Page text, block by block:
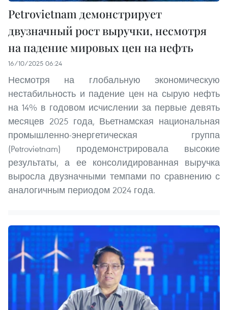
Petrovietnam демонстрирует
двузначный рост выручки, несмотря
на падение мировых цен на нефть
16/10/2025 06:24
Несмотря на глобальную экономическую
нестабильность и падение цен на сырую нефть
на 14% в годовом исчислении за первые девять
месяцев 2025 года, Вьетнамская национальная
промышленно-энергетическая группа
(Petrovietnam) продемонстрировала высокие
результаты, а ее консолидированная выручка
выросла двузначными темпами по сравнению с
аналогичным периодом 2024 года.